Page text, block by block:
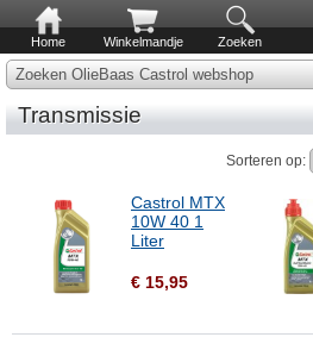
Home Winkelmandje Zoeken
Zoeken OlieBaas Castrol webshop
Transmissie
Sorteren op:
Castrol MTX
10W 40 1
Liter
€ 15,95